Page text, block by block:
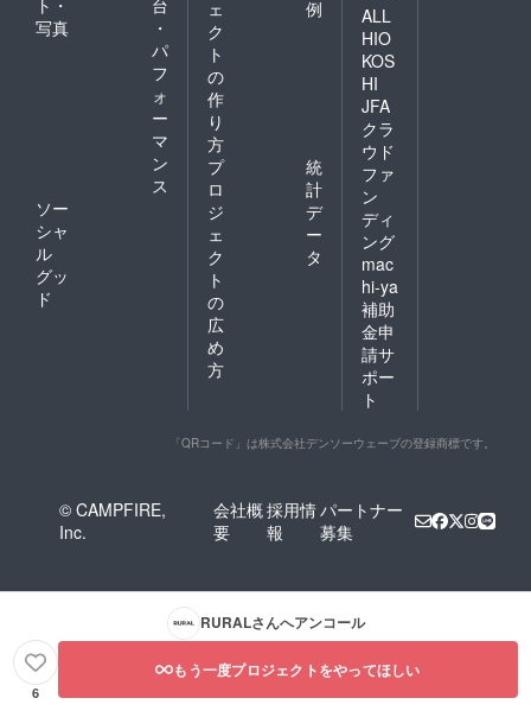
写真
・
パ
フ
ォ
ー
マ
ン
ス
ソー
シャ
ル
グッ
ド
ェ
ク
ト
の
作
り
方
例
プ
ロ
ジ
ェ
ク
ト
の
広
め
方
統
計
デ
ー
タ
ALL
HIO
KOS
HI
JFA
クラ
ウド
ファ
ン
ディ
ング
mac
hi-ya
補助
金申
請サ
ポー
ト
「QRコード」は株式会社デンソーウェーブの登録商標です。
© CAMPFIRE,
Inc.
会社概
要
採用情
報
パートナー
募集
RURALさんへアンコール
6
もう一度プロジェクトをやってほしい